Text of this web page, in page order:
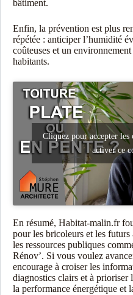
bâtiment.
Enfin, la prévention est plus
répétée : anticiper l’humidité
coûteuses et un
habitants.
Cliquez pour accepter
activer ce
En résumé, Habitat-malin.fr
pour les bricoleurs et les
les ressources publiques
Rénov’. Si vous voulez
encourage à croiser les
diagnostics clairs et à prioriser
la performance énergétique et